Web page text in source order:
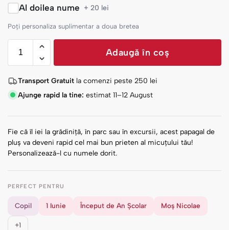
Al doilea nume + 20 lei
Poți personaliza suplimentar a doua bretea
Adaugă în coș
Transport Gratuit la comenzi peste 250 lei
Ajunge rapid la tine: estimat 11–12 August
Fie că îl iei la grădiniță, în parc sau în excursii, acest papagal de
pluș va deveni rapid cel mai bun prieten al micuțului tău!
Personalizează-l cu numele dorit.
PERFECT PENTRU
Copil 1 Iunie Început de An Școlar Moș Nicolae
+1